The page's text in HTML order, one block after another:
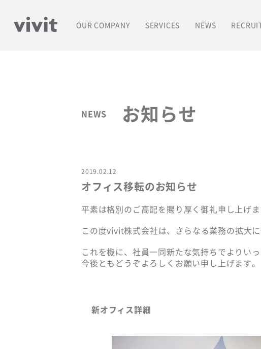
OUR COMPANY SERVICES NEWS
NEWS お知らせ
2019.02.12
オフィス移転のお知らせ
平素は格別のご高配を賜り厚く御礼申し上げま
この度vivit株式会社は、さらなる業務の拡大
これを機に、社員一同新たな気持ちでよりい
今後ともどうぞよろしくお願い申し上げます。
新オフィス詳細